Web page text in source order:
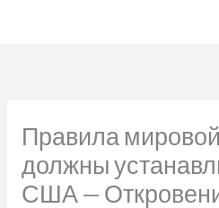
Правила
должны
США —